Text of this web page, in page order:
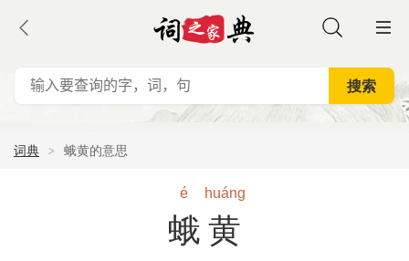
词典 蛾黄的意思
é huáng
蛾黄